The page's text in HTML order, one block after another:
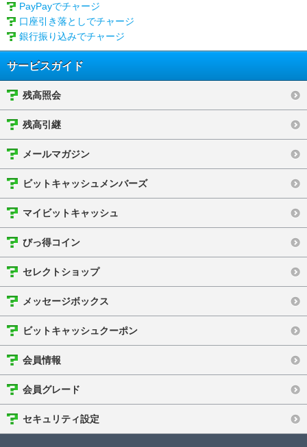
PayPayでチャージ
口座引き落としでチャージ
銀行振り込みでチャージ
サービスガイド
残高照会
残高引継
メールマガジン
ビットキャッシュメンバーズ
マイビットキャッシュ
びっ得コイン
セレクトショップ
メッセージボックス
ビットキャッシュクーポン
会員情報
会員グレード
セキュリティ設定